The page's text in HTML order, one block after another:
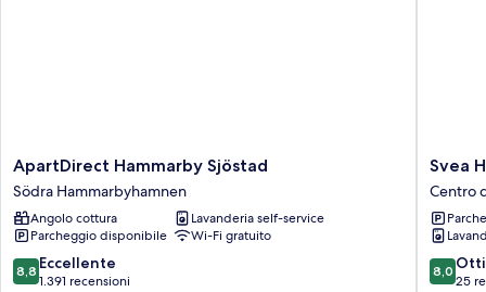
ApartDirect
Hammarby
Sjöstad
Södra
Hammarbyhamnen
ApartDirect Hammarby Sjöstad
Södra Hammarbyhamnen
Angolo cottura
Lavanderia self-service
Parcheggio disponibile
Wi-Fi gratuito
8.8
su
8,8 Eccellente
1.391 recensioni
Svea
Hostel
AB
Centro
di
Svea
Centro
8.0
su
8,0
25